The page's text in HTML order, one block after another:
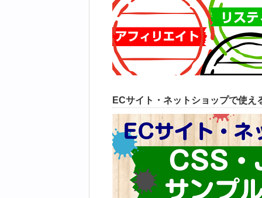
ECサイト・ネットショップで使